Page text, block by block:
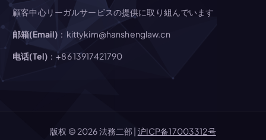
顧客中心リーガルサービスの提供に取り組んでいます
邮箱(Email) ：kittykim@hanshenglaw.cn
电话(Tel) ：+86 13917421790
版权 © 2026 法務二部 | 沪ICP备17003312号